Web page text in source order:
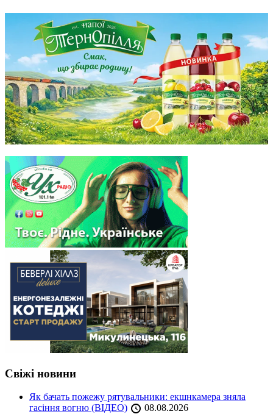
Свіжі новини
Як бачать пожежу рятувальники: екшнкамера зняла
гасіння вогню (ВІДЕО)
08.08.2026